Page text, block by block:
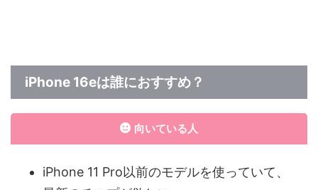
載。合計35Wの出力が可能で、
スマホやタブレットの高速充電に
対応しています。わずか8mmの
アルミ合金製の高級感あるデザイ
ンも魅力的。さらに5000mAhの
っています。
である、高コストパフォーマンス
を誇る『DELTA 3 Plus』と、コ
ンパクトで軽量型の『RIVER 3』
iPhone 16eは誰におすすめ？
向いている人
iPhone 11 Pro以前のモデルを使っていて、